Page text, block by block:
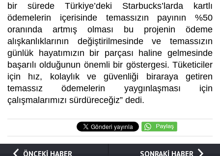
bir sürede Türkiye’deki Starbucks’larda kartlı
ödemelerin içerisinde temassızın payının %50
oranında artmış olması bu projenin ödeme
alışkanlıklarının değiştirilmesinde ve temassızın
günlük hayatımızın bir parçası haline gelmesinde
başarılı olduğunun önemli bir göstergesi. Tüketiciler
için hız, kolaylık ve güvenliği biraraya getiren
temassız ödemelerin yaygınlaşması için
çalışmalarımızı sürdüreceğiz” dedi.
ÖNCEKİ HABER SONRAKİ HABER